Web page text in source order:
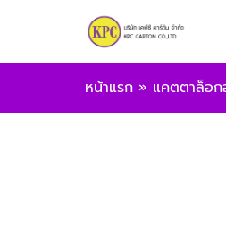
หน้าแรก » แคตตาล็อก